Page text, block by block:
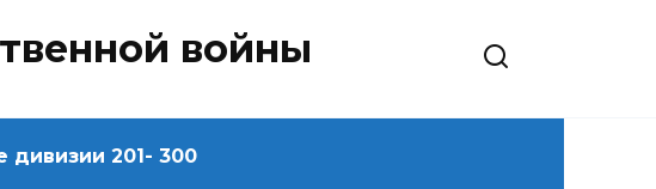
войны
дивизии 201- 300